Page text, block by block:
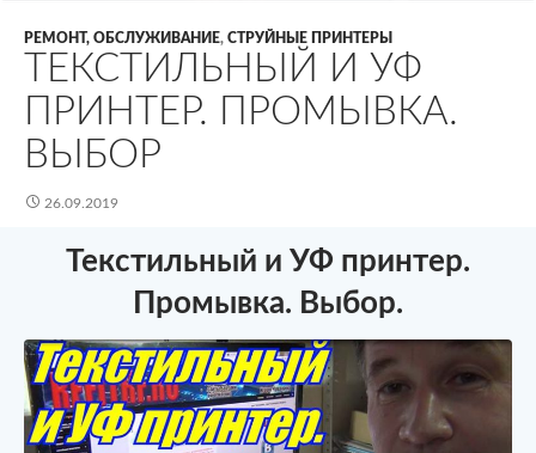
РЕМОНТ, ОБСЛУЖИВАНИЕ, СТРУЙНЫЕ ПРИНТЕРЫ
ТЕКСТИЛЬНЫЙ И УФ
ПРИНТЕР. ПРОМЫВКА.
ВЫБОР
26.09.2019
Текстильный и УФ принтер.
Промывка. Выбор.